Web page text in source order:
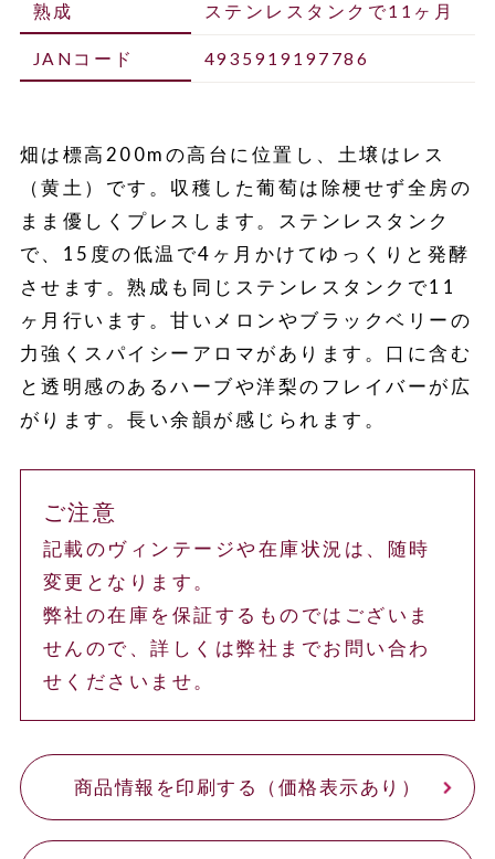
熟成 ステンレスタンクで11ヶ月
JANコード 4935919197786
畑は標高200mの高台に位置し、土壌はレス
（黄土）です。収穫した葡萄は除梗せず全房の
まま優しくプレスします。ステンレスタンク
で、15度の低温で4ヶ月かけてゆっくりと発酵
させます。熟成も同じステンレスタンクで11
ヶ月行います。甘いメロンやブラックベリーの
力強くスパイシーアロマがあります。口に含む
と透明感のあるハーブや洋梨のフレイバーが広
がります。長い余韻が感じられます。
ご注意
記載のヴィンテージや在庫状況は、随時
変更となります。
弊社の在庫を保証するものではございま
せんので、詳しくは弊社までお問い合わ
せくださいませ。
商品情報を印刷する（価格表示あり）